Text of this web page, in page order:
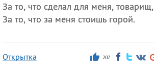
За то, что сделал для меня, товарищ,
За то, что за меня стоишь горой.
Открытка 207